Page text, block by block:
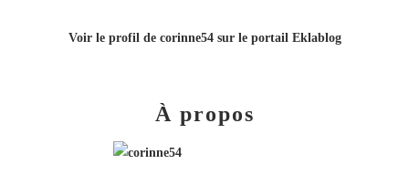
Voir le profil de corinne54sur le portail Eklablog
À propos